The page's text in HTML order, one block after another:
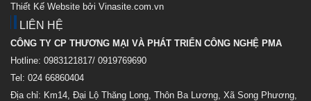
Thiết Kế Website bởi Vinasite.com.vn
LIÊN HỆ
CÔNG TY CP THƯƠNG MẠI VÀ PHÁT TRIỂN CÔNG NGHỆ PMA
Hotline: 0983121817/ 0919769690
Tel: 024 66860404
Địa chỉ: Km14, Đại Lộ Thăng Long, Thôn Ba Lương, Xã Song Phương,